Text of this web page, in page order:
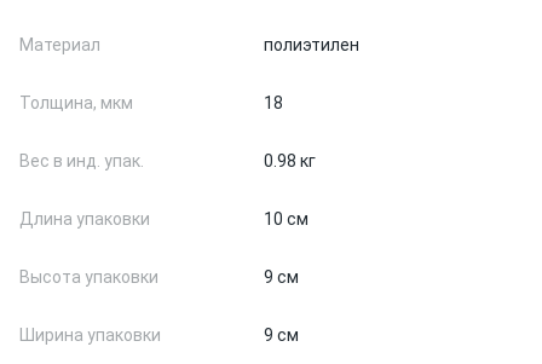
Материал полиэтилен
Толщина, мкм 18
Вес в инд. упак. 0.98 кг
Длина упаковки 10 см
Высота упаковки 9 см
Ширина упаковки 9 см